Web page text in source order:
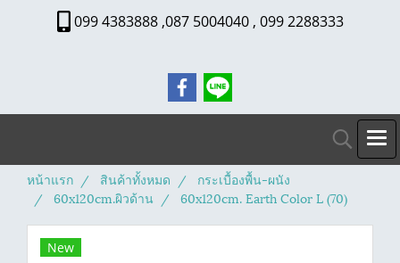
099 4383888 ,087 5004040 , 099 2288333
หน้าแรก สินค้าทั้งหมด
กระเบื้องพื้น-ผนัง
60x120cm.ผิวด้าน
60x120cm. Earth Color L (70)
New